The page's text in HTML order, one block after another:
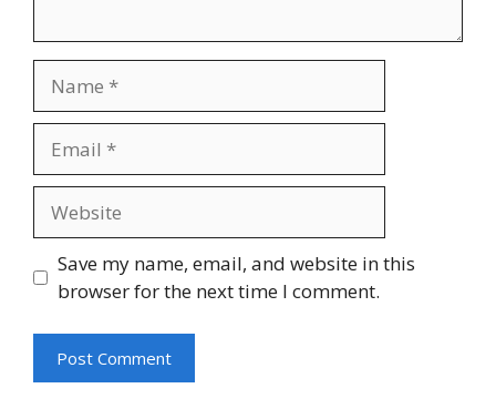
Save my name, email, and website in this
browser for the next time I comment.